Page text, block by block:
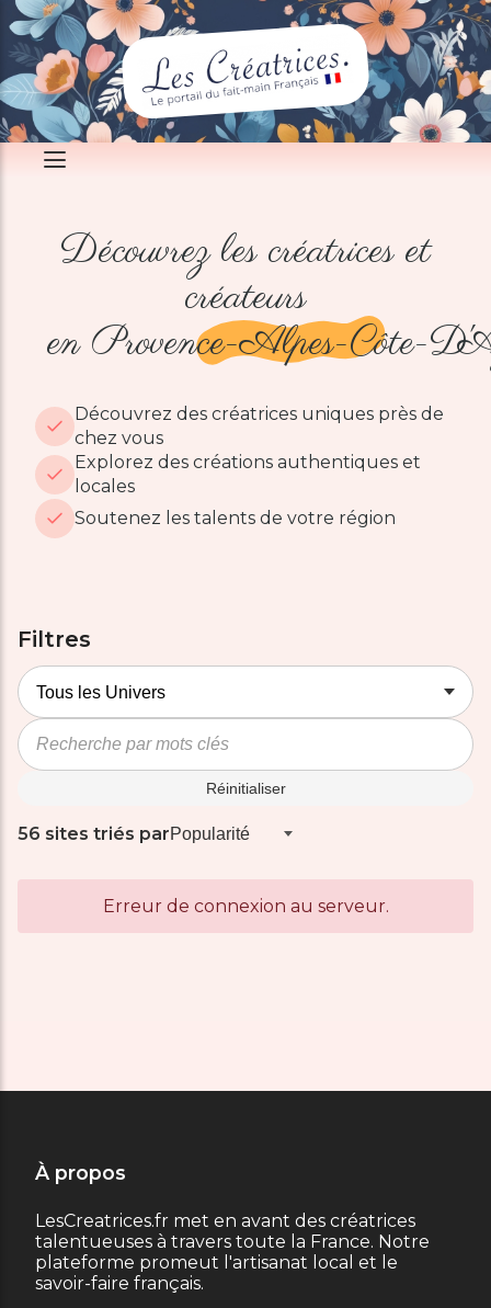
Découvrez les créatrices et
créateurs
en Provence-Alpes-Côte-
Découvrez des créatrices uniques près de
chez vous
Explorez des créations authentiques et
locales
Soutenez les talents de votre région
Filtres
Réinitialiser
56 sites triés par
Erreur de connexion au serveur.
À propos
LesCreatrices.fr met en avant des créatrices
talentueuses à travers toute la France. Notre
plateforme promeut l'artisanat local et le
savoir-faire français.